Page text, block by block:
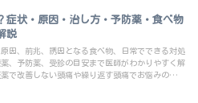
症状・原因・治し方・予防薬・食べ物
説
因、前兆、誘因となる食べ物、日常でできる対処
、予防薬、受診の目安まで医師がわかりやすく解
で改善しない頭痛や繰り返す頭痛でお悩みの方